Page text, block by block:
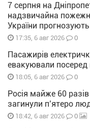
7 серпня на
надзвичайна
України
17:35, 6 авг 2026 0
Пасажирів
евакуювали посеред
18:05, 6 авг 2026 0
Росія майже 60
загинули п’ятеро
18:42, 6 авг 2026 0